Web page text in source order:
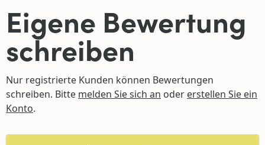
Eigene Bewertung
schreiben
Nur registrierte Kunden können Bewertungen
schreiben. Bitte melden Sie sich an oder erstellen Sie ein
Konto.